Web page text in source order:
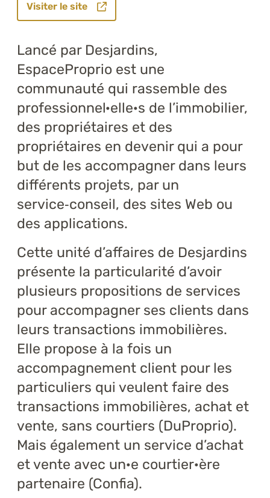
Visiter le site
Lancé par Desjardins,
EspaceProprio est une
communauté qui rassemble des
professionnel·elle·s de l’immobilier,
des propriétaires et des
propriétaires en devenir qui a pour
but de les accompagner dans leurs
différents projets, par un
service‑conseil, des sites Web ou
des applications.
Cette unité d’affaires de Desjardins
présente la particularité d’avoir
plusieurs propositions de services
pour accompagner ses clients dans
leurs transactions immobilières.
Elle propose à la fois un
accompagnement client pour les
particuliers qui veulent faire des
transactions immobilières, achat et
vente, sans courtiers (DuProprio).
Mais également un service d’achat
et vente avec un·e courtier·ère
partenaire (Confia).